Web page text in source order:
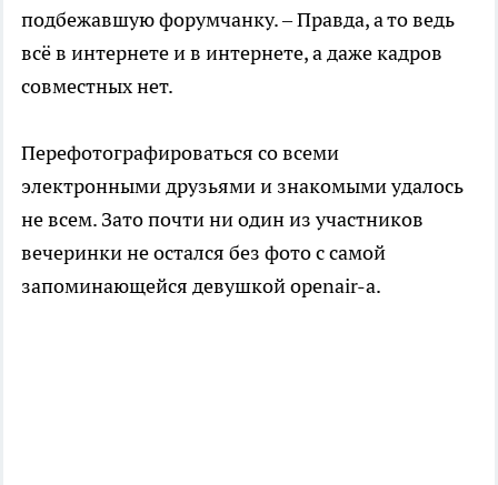
подбежавшую форумчанку. – Правда, а то ведь
всё в интернете и в интернете, а даже кадров
совместных нет.
Перефотографироваться со всеми
электронными друзьями и знакомыми удалось
не всем. Зато почти ни один из участников
вечеринки не остался без фото с самой
запоминающейся девушкой openair-а.